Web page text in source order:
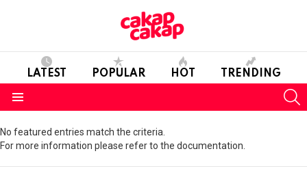
LATEST POPULAR HOT TRENDING
No featured entries match the criteria.
For more information please refer to the documentation.